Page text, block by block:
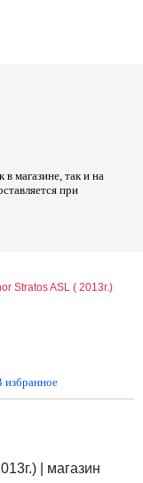
магазине, так и на
при
Stratos ASL ( 2013г.)
избранное